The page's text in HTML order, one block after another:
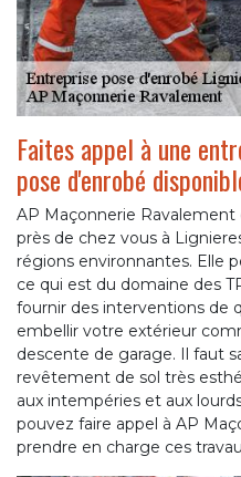
Faites appel à une
pose d'enrobé
AP Maçonnerie
près de chez vous à
régions environnantes. Elle
ce qui est du domaine des
fournir des interventions de
embellir votre extérieur
descente de garage. Il faut
revêtement de sol très
aux intempéries et aux
pouvez faire appel à AP
prendre en charge ces